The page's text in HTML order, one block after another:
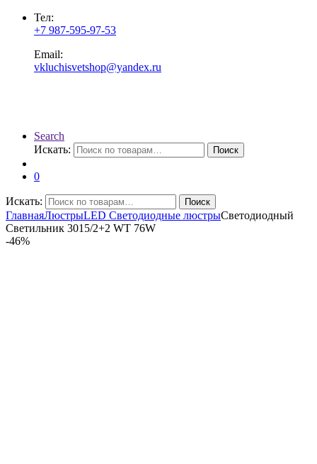
Тел:
+7 987-595-97-53
Email:
vkluchisvetshop@yandex.ru
Search
Искать:
Поиск
0
Искать: Поиск
ГлавнаяЛюстрыLED Светодиодные люстрыСветодиодный
Светильник 3015/2+2 WT 76W
-46%